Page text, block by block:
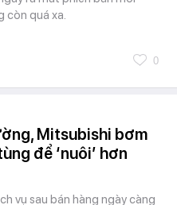
còn quá xa.
0
Mitsubishi bơm
để ‘nuôi’ hơn
vụ sau bán hàng ngày càng